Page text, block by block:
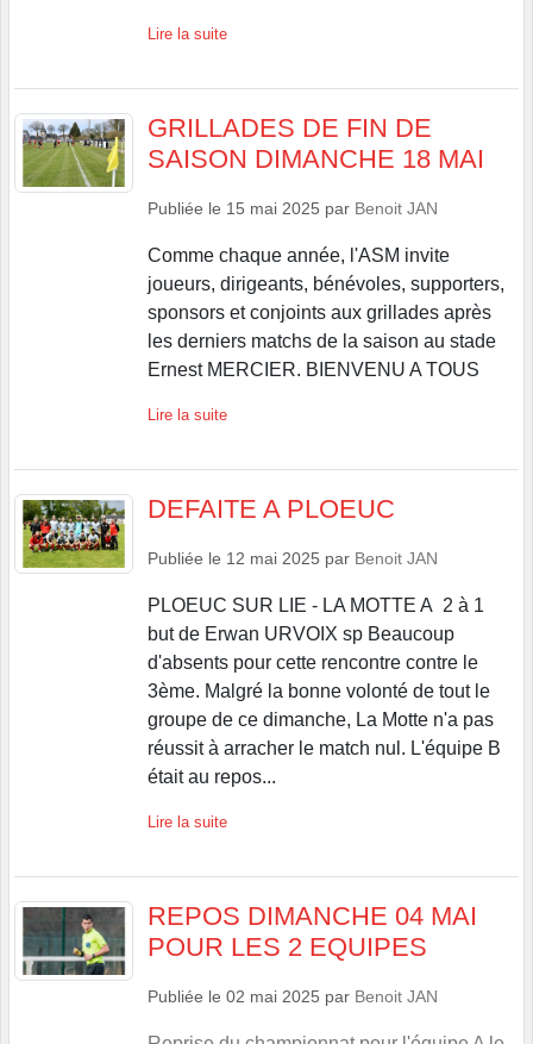
Lire la suite
GRILLADES DE FIN DE
SAISON DIMANCHE 18 MAI
Publiée le 15 mai 2025 par Benoit JAN
Comme chaque année, l'ASM invite
joueurs, dirigeants, bénévoles, supporters,
sponsors et conjoints aux grillades après
les derniers matchs de la saison au stade
Ernest MERCIER. BIENVENU A TOUS
Lire la suite
DEFAITE A PLOEUC
Publiée le 12 mai 2025 par Benoit JAN
PLOEUC SUR LIE - LA MOTTE A 2 à 1
but de Erwan URVOIX sp Beaucoup
d'absents pour cette rencontre contre le
3ème. Malgré la bonne volonté de tout le
groupe de ce dimanche, La Motte n'a pas
réussit à arracher le match nul. L'équipe B
était au repos...
Lire la suite
REPOS DIMANCHE 04 MAI
POUR LES 2 EQUIPES
Publiée le 02 mai 2025 par Benoit JAN